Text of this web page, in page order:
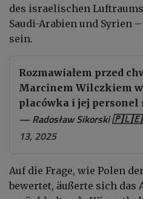
des israelischen
Saudi-Arabien und Syrien
sein.
Rozmawiałem przed
Marcinem Wilczkiem
placówka i jej personel
— Radosław Sikorski
13, 2025
Auf die Frage, wie Polen
bewertet, äußerte sich